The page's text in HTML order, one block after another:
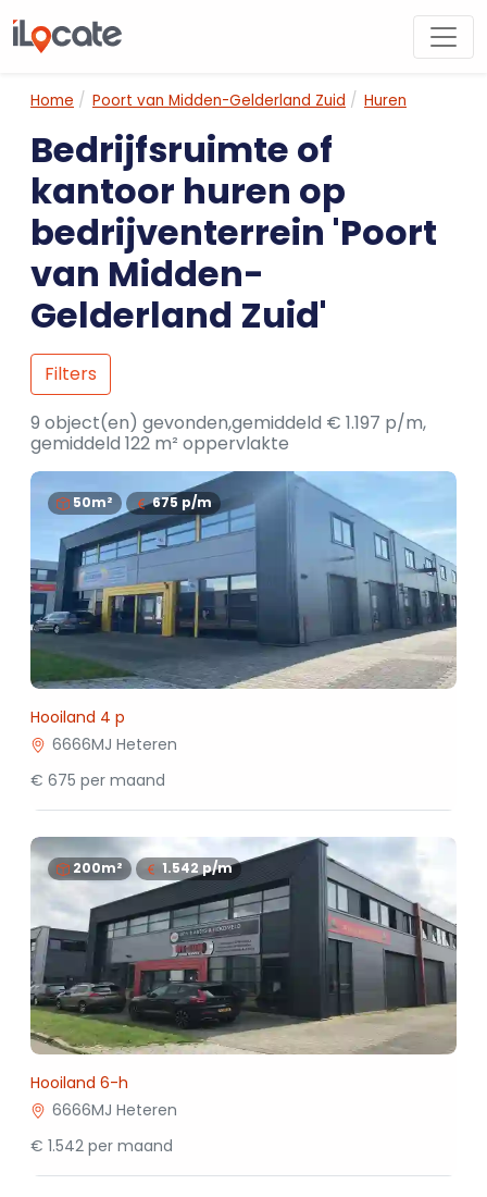
Home Poort van Midden-Gelderland Zuid Huren
Bedrijfsruimte of
kantoor huren op
bedrijventerrein 'Poort
van Midden-
Gelderland Zuid'
Filters
9 object(en) gevonden,gemiddeld € 1.197 p/m,
gemiddeld 122 m² oppervlakte
50m² 675 p/m
Hooiland 4 p
6666MJ Heteren
€ 675 per maand
200m² 1.542 p/m
Hooiland 6-h
6666MJ Heteren
€ 1.542 per maand